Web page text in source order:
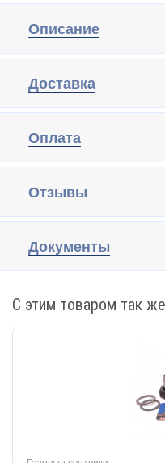
Описание
Доставка
Оплата
Отзывы
Документы
С этим товаром так